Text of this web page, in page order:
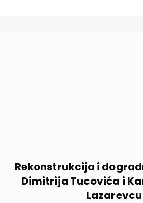
Rekonstrukcija i
Dimitrija Tucovića i
Lazarevcu